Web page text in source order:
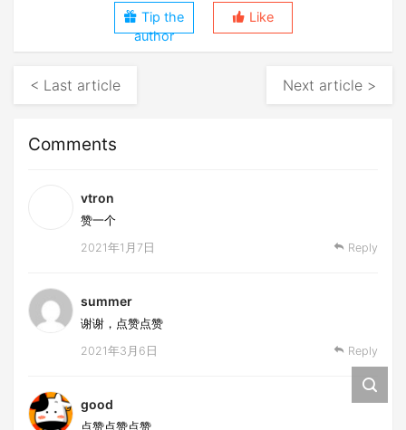
Tip the
author
Like
< Last article Next article >
Comments
赞一个
谢谢，点赞点赞
good
点赞点赞点赞